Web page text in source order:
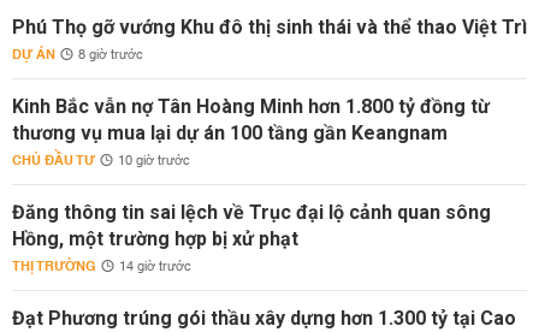
Phú Thọ gỡ vướng Khu đô thị sinh thái và thể thao Việt Trì
DỰ ÁN 8 giờ trước
Kinh Bắc vẫn nợ Tân Hoàng Minh hơn 1.800 tỷ đồng từ
thương vụ mua lại dự án 100 tầng gần Keangnam
CHỦ ĐẦU TƯ 10 giờ trước
Đăng thông tin sai lệch về Trục đại lộ cảnh quan sông
Hồng, một trường hợp bị xử phạt
THỊ TRƯỜNG 14 giờ trước
Đạt Phương trúng gói thầu xây dựng hơn 1.300 tỷ tại Cao